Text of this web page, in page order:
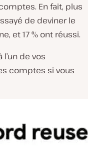
En fait, plus
de deviner le
et 17 % ont réussi.
de vos
comptes si vous